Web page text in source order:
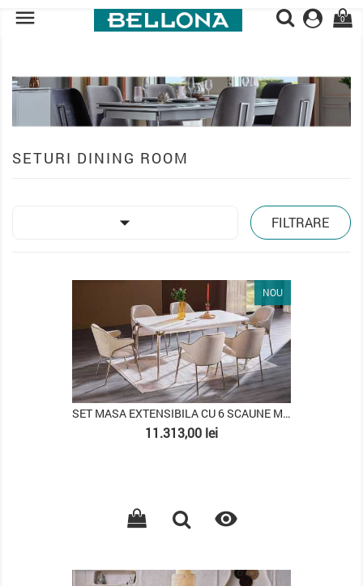
 0
SETURI DINING ROOM
 FILTRARE
NOU
SET MASA EXTENSIBILA CU 6 SCAUNE MARIETTA
Pret
11.313,00 lei
